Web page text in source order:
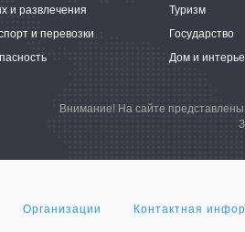
и развлечения
Туризм
и перевозки
Государство
Дом и
Внимание! На сайте
Организации Контактная